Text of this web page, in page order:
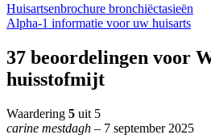
Other
Articles
Huisartsenbrochure bronchiëctasieën
Alpha-1 informatie voor uw huisarts
37 beoordelingen voor
huisstofmijt
Waardering 5 uit 5
carine mestdagh – 7 september 2025